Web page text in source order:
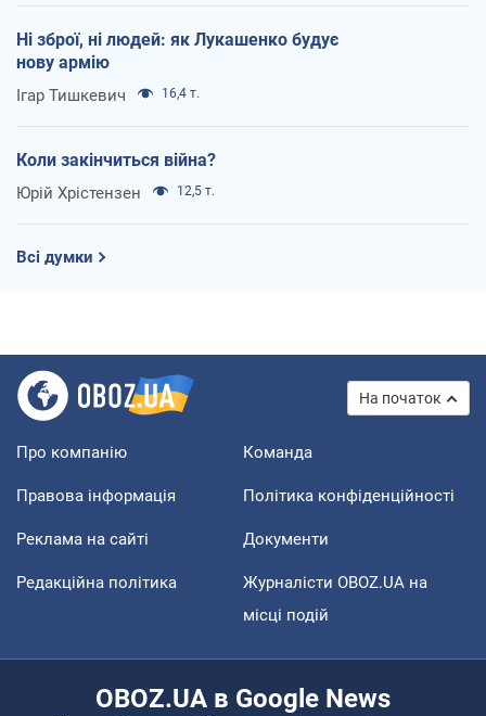
Ні зброї, ні людей: як Лукашенко будує
нову армію
Ігар Тишкевич 16,4 т.
Коли закінчиться війна?
Юрій Хрістензен 12,5 т.
Всі думки
На початок
Про компанію Команда
Правова інформація Політика конфіденційності
Реклама на сайті Документи
Редакційна політика
Журналісти OBOZ.UA на
місці подій
OBOZ.UA в Google News